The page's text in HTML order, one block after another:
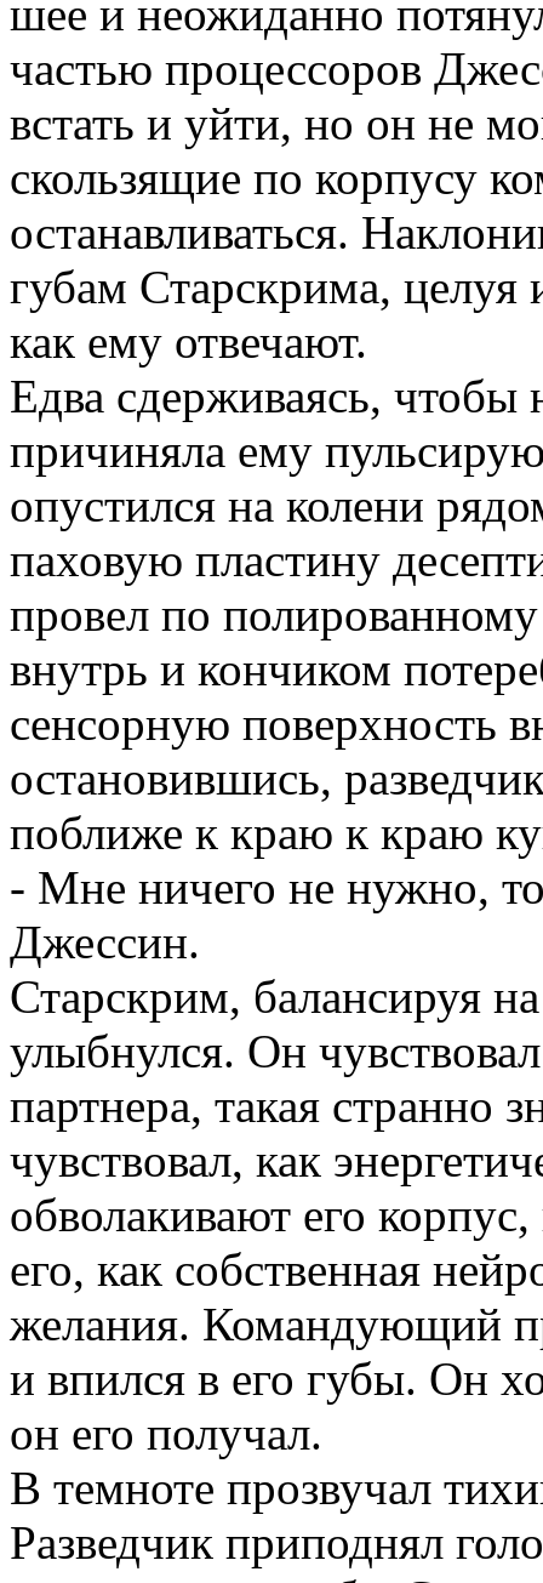
шее и неожиданно
частью процессоров
встать и уйти, но он не
скользящие по корпусу
останавливаться.
губам Старскрима, целуя
как ему отвечают.
Едва сдерживаясь, чтобы
причиняла ему
опустился на колени
паховую пластину
провел по
внутрь и кончиком
сенсорную поверхность
остановившись,
поближе к краю к краю
- Мне ничего не нужно,
Джессин.
Старскрим, балансируя
улыбнулся. Он
партнера, такая странно
чувствовал, как
обволакивают его
его, как собственная
желания. Командующий
и впился в его губы. Он
он его получал.
В темноте прозвучал
Разведчик приподнял